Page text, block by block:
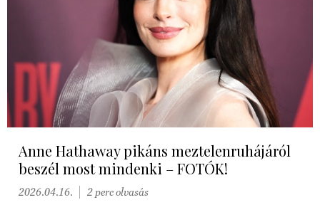
Anne Hathaway pikáns meztelenruhájáról
beszél most mindenki – FOTÓK!
2026.04.16. 2 perc olvasás